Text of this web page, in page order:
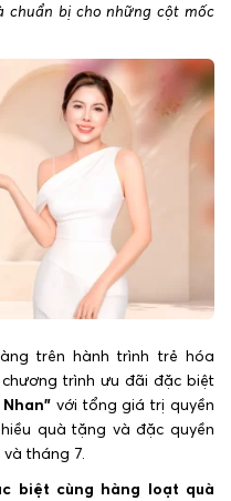
chuẩn bị cho những cột mốc
trên hành trình trẻ hóa
chương trình ưu đãi đặc biệt
với tổng giá trị quyền
quà tặng và đặc quyền
tháng 7.
biệt cùng hàng loạt quà